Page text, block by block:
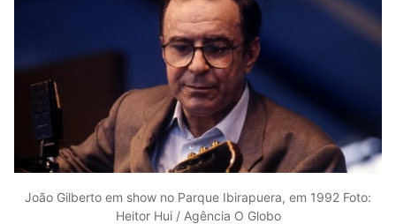
João Gilberto em show no Parque Ibirapuera, em 1992 Foto:
Heitor Hui / Agência O Globo